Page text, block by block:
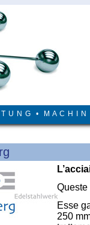
U N G • M A C H I
Queste
Esse
250